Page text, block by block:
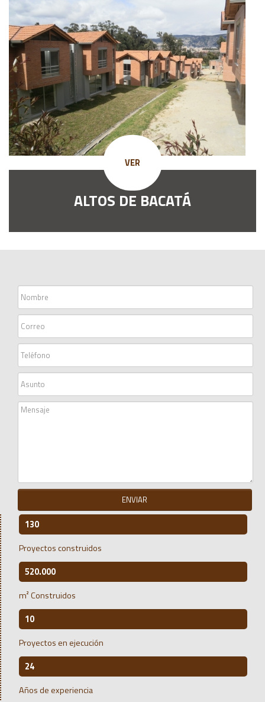
VER
ALTOS DE BACATÁ
ENVIAR
130
Proyectos construidos
520.000
m² Construidos
10
Proyectos en ejecución
24
Años de experiencia